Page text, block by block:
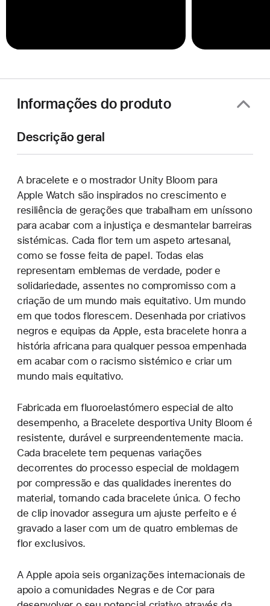
Informações do produto
Descrição geral
A bracelete e o mostrador Unity Bloom para
Apple Watch são inspirados no crescimento e
resiliência de gerações que trabalham em uníssono
para acabar com a injustiça e desmantelar barreiras
sistémicas. Cada flor tem um aspeto artesanal,
como se fosse feita de papel. Todas elas
representam emblemas de verdade, poder e
solidariedade, assentes no compromisso com a
criação de um mundo mais equitativo. Um mundo
em que todos florescem. Desenhada por criativos
negros e equipas da Apple, esta bracelete honra a
história africana para qualquer pessoa empenhada
em acabar com o racismo sistémico e criar um
mundo mais equitativo.
Fabricada em fluoroelastómero especial de alto
desempenho, a Bracelete desportiva Unity Bloom é
resistente, durável e surpreendentemente macia.
Cada bracelete tem pequenas variações
decorrentes do processo especial de moldagem
por compressão e das qualidades inerentes do
material, tornando cada bracelete única. O fecho
de clip inovador assegura um ajuste perfeito e é
gravado a laser com um de quatro emblemas de
flor exclusivos.
A Apple apoia seis organizações internacionais de
apoio a comunidades Negras e de Cor para